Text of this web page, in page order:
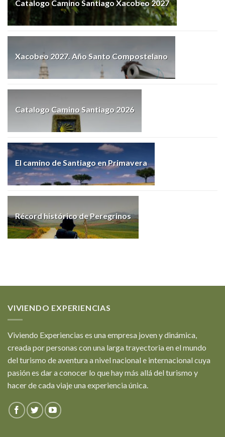
Catalogo Camino Santiago Xacobeo 2027
Xacobeo 2027. Año Santo Compostelano
Catalogo Camino Santiago 2026
El camino de Santiago en Primavera
Récord histórico de Peregrinos
VIVIENDO EXPERIENCIAS
Viviendo Experiencias es una empresa joven y dinámica,
creada por personas con una larga trayectoria en el mundo
del turismo de aventura a nivel nacional e internacional cuya
pasión es dar a conocer lo que hay más allá del turismo y
hacer de cada viaje una experiencia única.